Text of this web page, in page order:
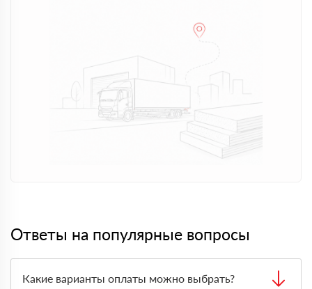
Ответы на популярные вопросы
Какие варианты оплаты можно выбрать?